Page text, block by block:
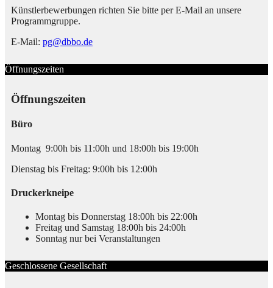
Künstlerbewerbungen richten Sie bitte per E-Mail an unsere
Programmgruppe.
E-Mail: pg@dbbo.de
Öffnungszeiten
Öffnungszeiten
Büro
Montag 9:00h bis 11:00h und 18:00h bis 19:00h
Dienstag bis Freitag: 9:00h bis 12:00h
Druckerkneipe
Montag bis Donnerstag 18:00h bis 22:00h
Freitag und Samstag 18:00h bis 24:00h
Sonntag nur bei Veranstaltungen
Geschlossene Gesellschaft